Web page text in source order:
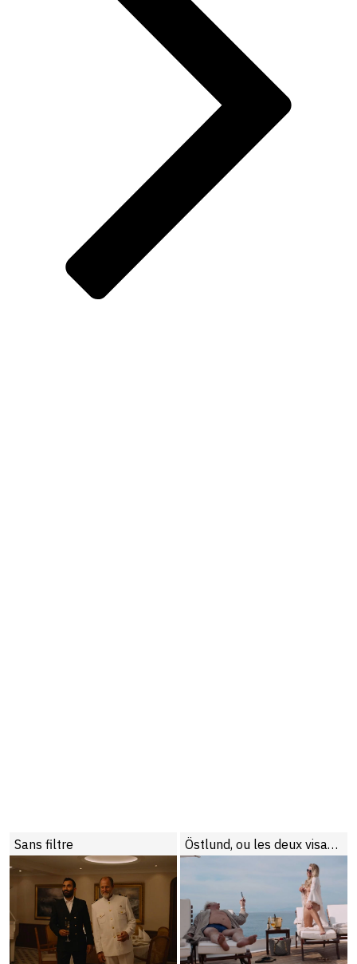
Sans filtre Östlund, ou les deux visages de la misanthropie